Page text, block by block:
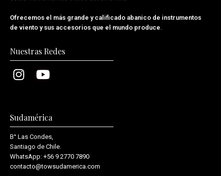
Ofrecemos el más grande y calificado abanico de instrumentos
de viento y sus accesorios que el mundo produce.
Nuestras Redes
Sudamérica
B° Las Condes,
Santiago de Chile.
WhatsApp: +56 9 2770 7890
contacto@towsudamerica.com